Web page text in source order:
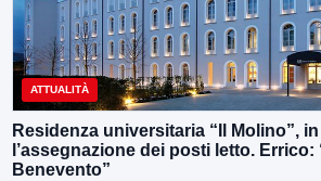
ATTUALITÀ
Residenza universitaria “Il Molino”,
l’assegnazione dei posti letto.
Benevento”